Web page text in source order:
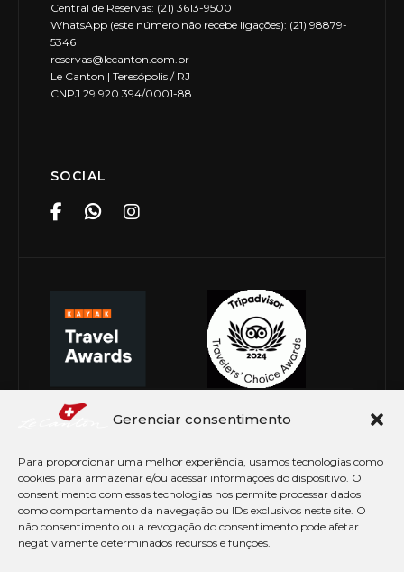
Gerenciar consentimento
Para proporcionar uma melhor experiência, usamos tecnologias como
cookies para armazenar e/ou acessar informações do dispositivo. O
consentimento com essas tecnologias nos permite processar dados
como comportamento da navegação ou IDs exclusivos neste site. O
não consentimento ou a revogação do consentimento pode afetar
negativamente determinados recursos e funções.
Central de Reservas: (21) 3613-9500
WhatsApp (este número não recebe ligações): (21) 98879-
5346
reservas@lecanton.com.br
Le Canton | Teresópolis / RJ
CNPJ 29.920.394/0001-88
SOCIAL
© Copyright 2026 Le Canton. Todos os direitos